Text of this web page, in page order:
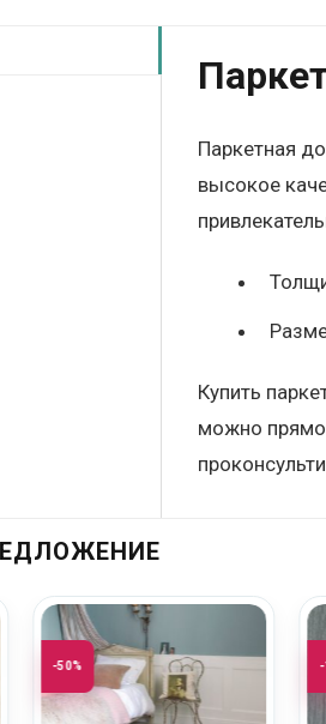
Паркетная
высокое
Купить
можно прямо
-50% -